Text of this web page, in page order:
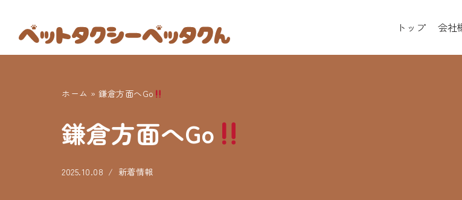
コ
トップ 会社
ホーム » 鎌倉方面へGo
鎌倉方面へGo
2025.10.08 新着情報